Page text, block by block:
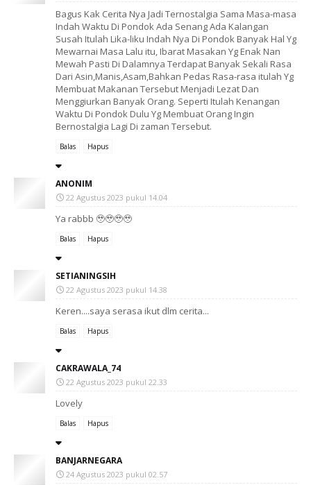
Bagus Kak Cerita Nya Jadi Ternostalgia Sama Masa-masa
Indah Waktu Di Pondok Ada Senang Ada Kalangan
Susah Itulah Lika-liku Indah Nya Di Pondok Banyak Hal Yg
Mewarnai Masa Lalu itu, Ibarat Masakan Yg Enak Nan
Mewah Pasti Di Dalamnya Terdapat Banyak Sekali Rasa
Dari Asin,Manis,Asam,Bahkan Pedas Rasa-rasa itulah Yg
Membuat Makanan Tersebut Menjadi Lezat Dan
Menggiurkan Banyak Orang. Seperti Itulah Kenangan
Waktu Di Pondok Dulu Yg Membuat Orang Ingin
Bernostalgia Lagi Di zaman Tersebut.
Balas Hapus
ANONIM
22 Agustus 2023 pukul 14.04
Ya rabbb 🥹🥹🥹🥹
Balas Hapus
SETIANINGSIH
22 Agustus 2023 pukul 14.38
Keren....saya serasa ikut dlm cerita...
Balas Hapus
CAKRAWALA_74
22 Agustus 2023 pukul 22.33
Lovely
Balas Hapus
BANJARNEGARA
24 Agustus 2023 pukul 02.57